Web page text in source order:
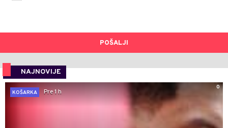
POŠALJI
NAJNOVIJE
0
KOŠARKA
Pre 1 h